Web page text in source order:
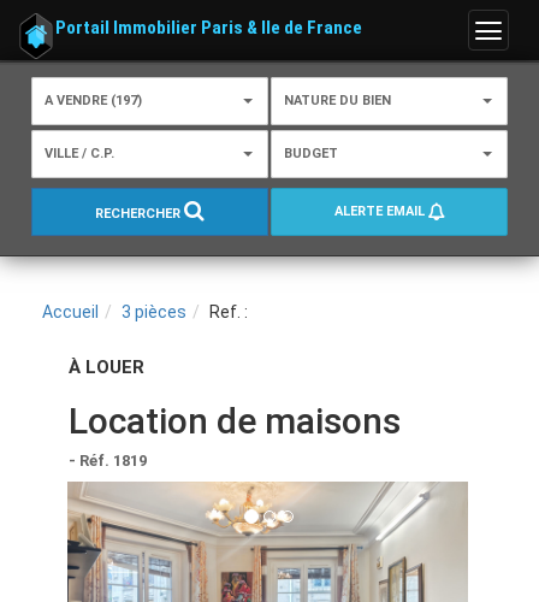
Menu
Portail Immobilier Paris & Ile de France
A VENDRE (197) NATURE DU BIEN
VILLE / C.P. BUDGET
RECHERCHER ALERTE EMAIL
Accueil 3 pièces Ref. :
À LOUER
Location de maisons
- Réf. 1819